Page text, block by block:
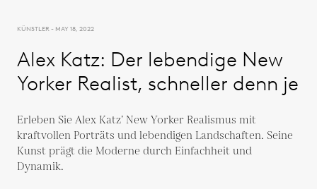
KÜNSTLER - MAY 18, 2022
Alex Katz: Der lebendige New
Yorker Realist, schneller denn je
Erleben Sie Alex Katz’ New Yorker Realismus mit
kraftvollen Porträts und lebendigen Landschaften. Seine
Kunst prägt die Moderne durch Einfachheit und
Dynamik.